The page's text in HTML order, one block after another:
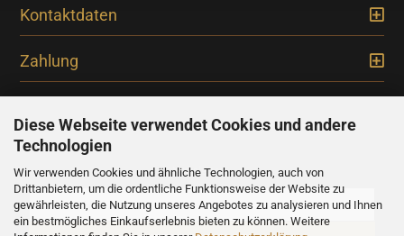
Diese Webseite verwendet Cookies und andere
Technologien
Wir verwenden Cookies und ähnliche Technologien, auch von
Drittanbietern, um die ordentliche Funktionsweise der Website zu
gewährleisten, die Nutzung unseres Angebotes zu analysieren und Ihnen
ein bestmögliches Einkaufserlebnis bieten zu können. Weitere
Kontaktdaten
Zahlung
Newsletter